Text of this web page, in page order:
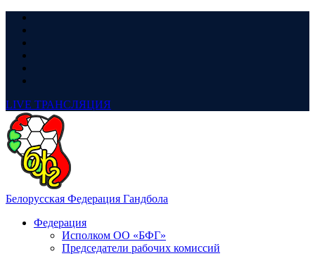
LIVE ТРАНСЛЯЦИЯ
Белорусская Федерация Гандбола
Федерация
Исполком ОО «БФГ»
Председатели рабочих комиссий